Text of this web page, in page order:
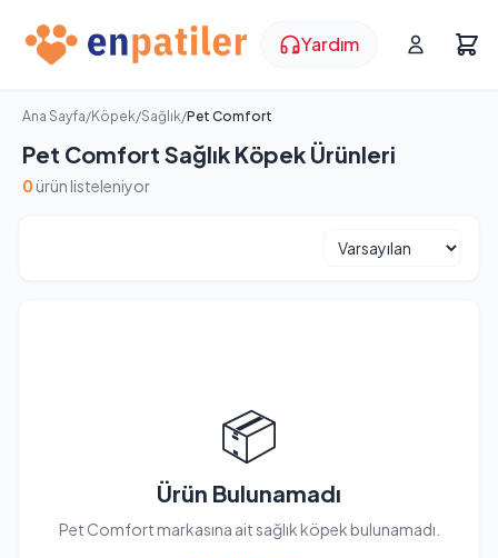
Yardım
Ana Sayfa/Köpek/Sağlık/Pet Comfort
Pet Comfort Sağlık Köpek Ürünleri
0 ürün listeleniyor
📦
Ürün Bulunamadı
Pet Comfort markasına ait sağlık köpek bulunamadı.